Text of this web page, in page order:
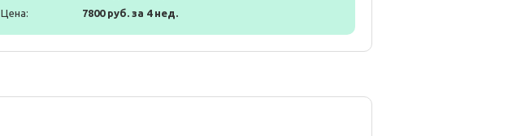
Цена:
7800 руб. за 4 нед.